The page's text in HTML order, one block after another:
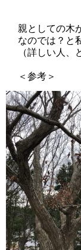
親としての木
なのでは？と
（詳しい人
＜参考＞